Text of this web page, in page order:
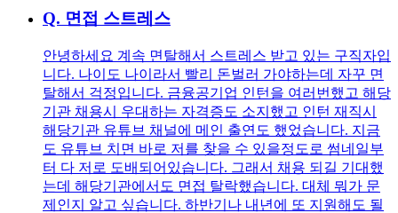
Q. 면접 스트레스
안녕하세요 계속 면탈해서 스트레스 받고 있는 구직자입
니다. 나이도 나이라서 빨리 돈벌러 가야하는데 자꾸 면
탈해서 걱정입니다. 금융공기업 인턴을 여러번했고 해당
기관 채용시 우대하는 자격증도 소지했고 인턴 재직시
해당기관 유튜브 채널에 메인 출연도 했었습니다. 지금
도 유튜브 치면 바로 저를 찾을 수 있을정도로 썸네일부
터 다 저로 도배되어있습니다. 그래서 채용 되길 기대했
는데 해당기관에서도 면접 탈락했습니다. 대체 뭐가 문
제인지 알고 싶습니다. 하반기나 내년에 또 지원해도 될